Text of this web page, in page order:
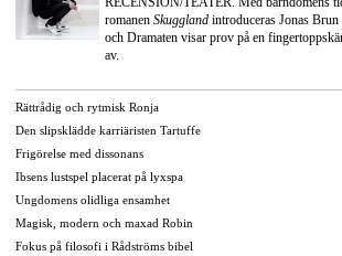
romanen Skuggland introduceras Jonas
och Dramaten visar prov på en
av.
Rättrådig och rytmisk Ronja
Den slipsklädde karriäristen Tartuffe
Frigörelse med dissonans
Ibsens lustspel placerat på lyxspa
Ungdomens olidliga ensamhet
Magisk, modern och maxad Robin
Fokus på filosofi i Rådströms bibel